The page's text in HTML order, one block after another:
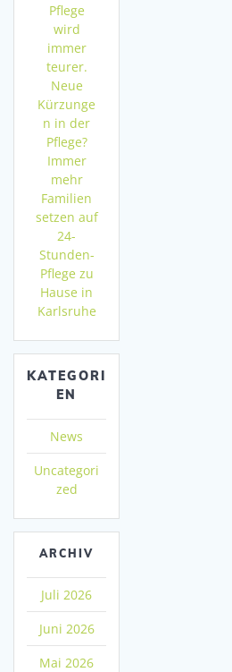
Pflege
wird
immer
teurer.
Neue
Kürzunge
n in der
Pflege?
Immer
mehr
Familien
setzen auf
24-
Stunden-
Pflege zu
Hause in
Karlsruhe
KATEGORI
EN
News
Uncategori
zed
ARCHIV
Juli 2026
Juni 2026
Mai 2026